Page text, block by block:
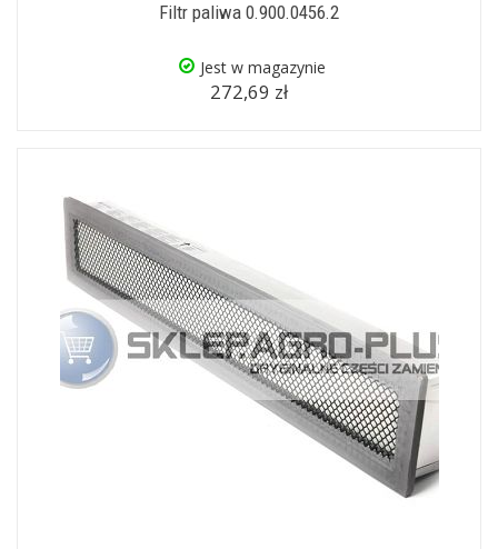
Filtr paliwa 0.900.0456.2
Jest w magazynie
272,69 zł